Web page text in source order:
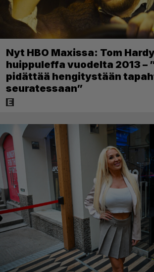
Nyt HBO Maxissa: Tom
huippuleffa vuodelta 2013 –
pidättää hengitystään
seuratessaan”